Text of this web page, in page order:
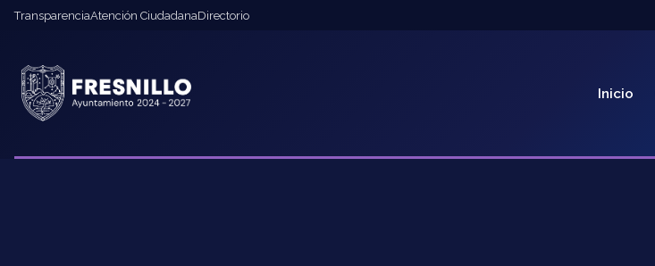
TransparenciaAtención CiudadanaDirectorio
Inicio